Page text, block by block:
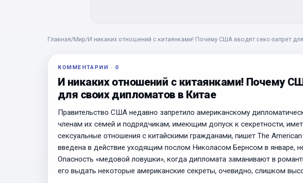
Главная/Мир/И никаких отношений с китаянками! Почему США вводят секс-запрет
КОММЕНТАРИИ · 0
И никаких отношений с китаянками! Почему
для своих дипломатов в Китае
Правительство США недавно запретило американскому
членам их семей и подрядчикам, имеющим допуск к секретности,
сексуальные отношения с китайскими гражданами, пишет The
введена в действие уходящим послом Николасом Бернсом в январе,
Опасность «медовой ловушки», когда дипломата заманивают в
его выдать некоторые американские секреты, очевидно, слишком